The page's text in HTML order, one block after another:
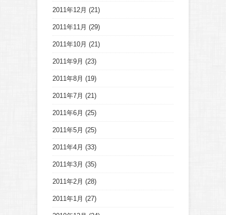
2011年12月 (21)
2011年11月 (29)
2011年10月 (21)
2011年9月 (23)
2011年8月 (19)
2011年7月 (21)
2011年6月 (25)
2011年5月 (25)
2011年4月 (33)
2011年3月 (35)
2011年2月 (28)
2011年1月 (27)